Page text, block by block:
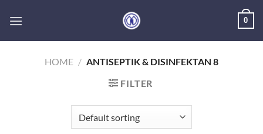
0
HOME / ANTISEPTIK & DISINFEKTAN 8
FILTER